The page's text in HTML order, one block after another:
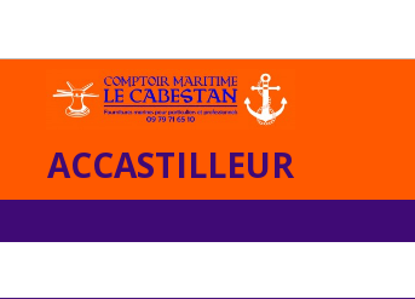
ACCASTILLEUR